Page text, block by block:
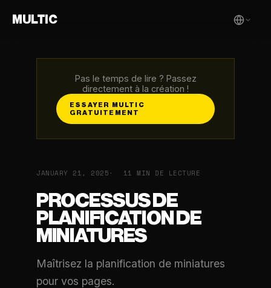
MULTIC
Pas le temps de lire ? Passez
directement à la création !
ESSAYER MULTIC
GRATUITEMENT
JANUARY 21, 2025 11 MIN DE LECTURE
PROCESSUS DE
PLANIFICATION DE
MINIATURES
Maîtrisez la planification de miniatures
pour vos pages.